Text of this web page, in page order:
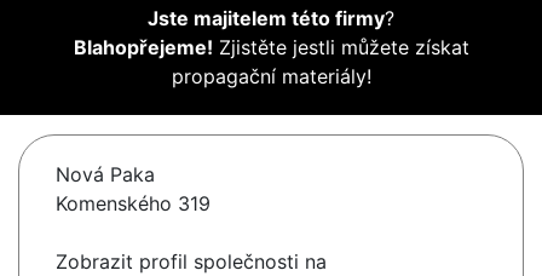
Jste majitelem této firmy?
Blahopřejeme! Zjistěte jestli můžete získat
propagační materiály!
Nová Paka
Komenského 319
Zobrazit profil společnosti na